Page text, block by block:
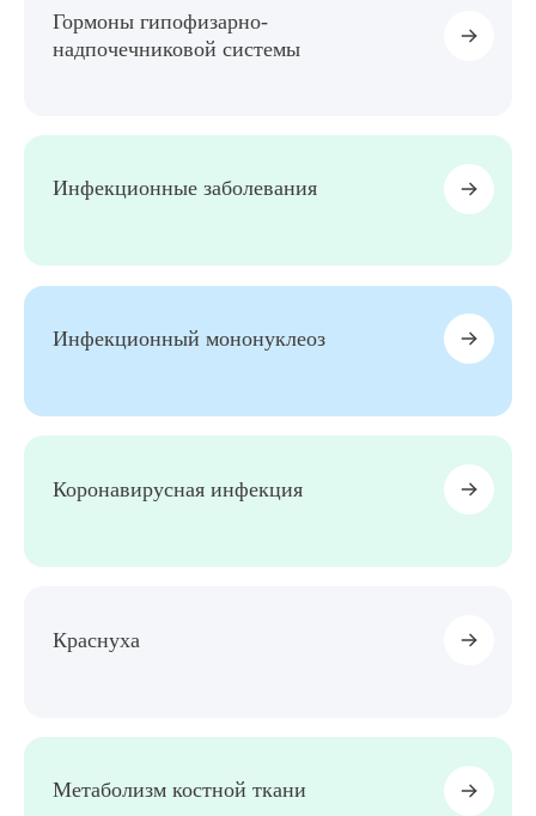
Гормоны гипофизарно-
надпочечниковой системы
Инфекционные заболевания
Инфекционный мононуклеоз
Коронавирусная инфекция
Краснуха
Метаболизм костной ткани